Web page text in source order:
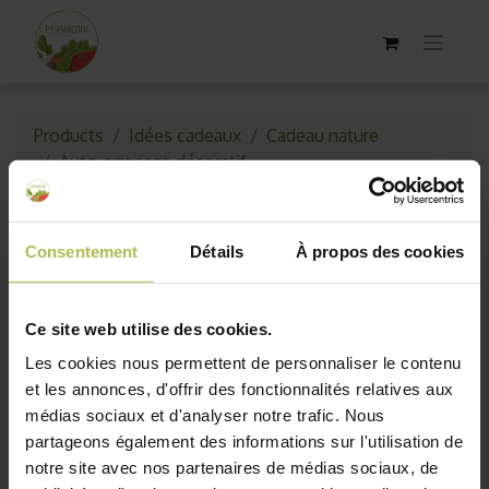
Consentement Détails À propos des cookies
Ce site web utilise des cookies.
Les cookies nous permettent de personnaliser le contenu
et les annonces, d'offrir des fonctionnalités relatives aux
médias sociaux et d'analyser notre trafic. Nous
partageons également des informations sur l'utilisation de
notre site avec nos partenaires de médias sociaux, de
Products Idées cadeaux
Cadeau nature
Auto-arrosage décoratif
Épuisé